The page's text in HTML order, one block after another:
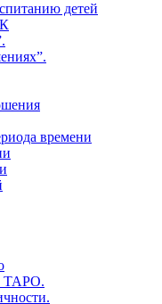
детей
времени
ТАРО.